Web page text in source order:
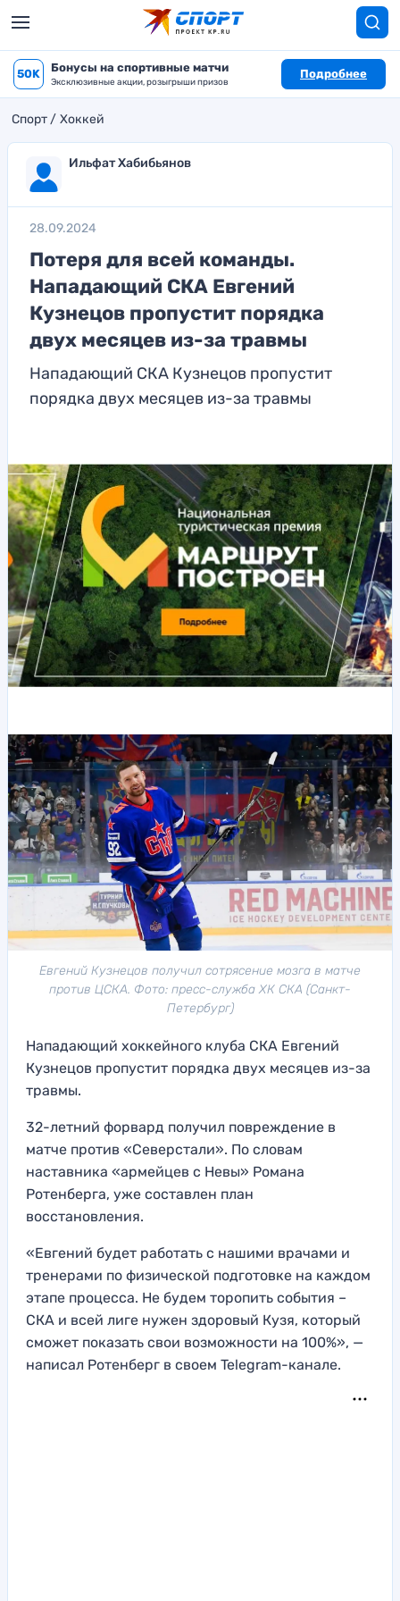
50K Бонусы на спортивные матчи
Эксклюзивные акции, розыгрыши призов
Подробнее
Спорт Хоккей
Ильфат Хабибьянов
28.09.2024
Потеря для всей команды.
Нападающий СКА Евгений
Кузнецов пропустит порядка
двух месяцев из-за травмы
Нападающий СКА Кузнецов пропустит
порядка двух месяцев из-за травмы
Евгений Кузнецов получил сотрясение мозга в матче
против ЦСКА. Фото: пресс-служба ХК СКА (Санкт-
Петербург)
Нападающий хоккейного клуба СКА Евгений
Кузнецов пропустит порядка двух месяцев из-за
травмы.
32-летний форвард получил повреждение в
матче против «Северстали». По словам
наставника «армейцев с Невы» Романа
Ротенберга, уже составлен план
восстановления.
«Евгений будет работать с нашими врачами и
тренерами по физической подготовке на каждом
этапе процесса. Не будем торопить события –
СКА и всей лиге нужен здоровый Кузя, который
сможет показать свои возможности на 100%», —
написал Ротенберг в своем Telegram-канале.